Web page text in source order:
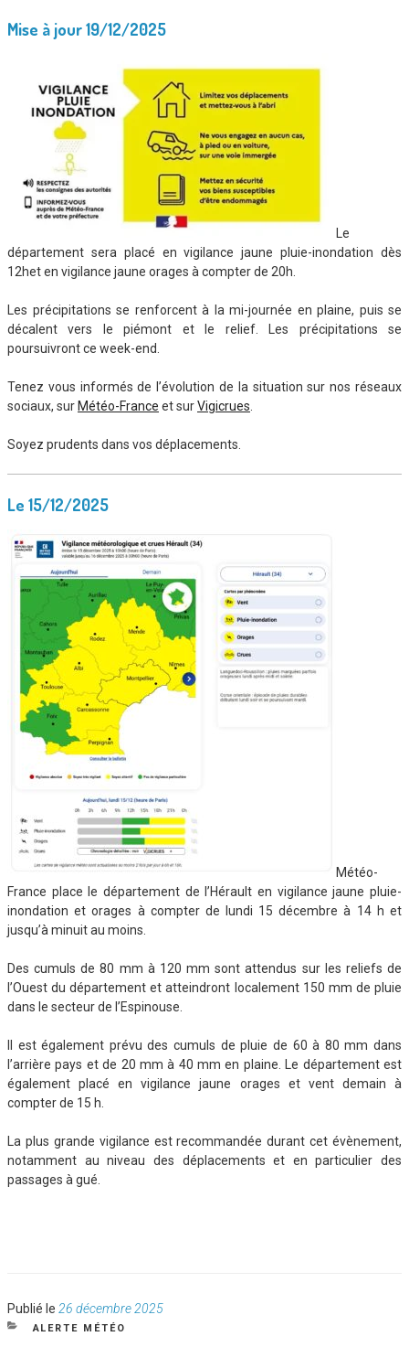
Mise à jour 19/12/2025
Le
département sera placé en vigilance jaune pluie-inondation dès
12het en vigilance jaune orages à compter de 20h.
Les précipitations se renforcent à la mi-journée en plaine, puis se
décalent vers le piémont et le relief. Les précipitations se
poursuivront ce week-end.
Tenez vous informés de l’évolution de la situation sur nos réseaux
sociaux, sur Météo-France et surVigicrues
Soyez prudents dans vos déplacements.
Le 15/12/2025
Météo-
France place le département de l’Hérault en vigilance jaune pluie-
inondation et orages à compter de lundi 15 décembre à 14 h et
jusqu’à minuit au moins.
Des cumuls de 80 mm à 120 mm sont attendus sur les reliefs de
l’Ouest du département et atteindront localement 150 mm de pluie
dans le secteur de l’Espinouse.
Il est également prévu des cumuls de pluie de 60 à 80 mm dans
l’arrière pays et de 20 mm à 40 mm en plaine. Le département est
également placé en vigilance jaune orages et vent demain à
compter de 15 h.
La plus grande vigilance est recommandée durant cet évènement,
notamment au niveau des déplacements et en particulier des
passages à gué.
Publié le Publié
le
26 décembre 2025
CATÉGORIES
ALERTE MÉTÉO